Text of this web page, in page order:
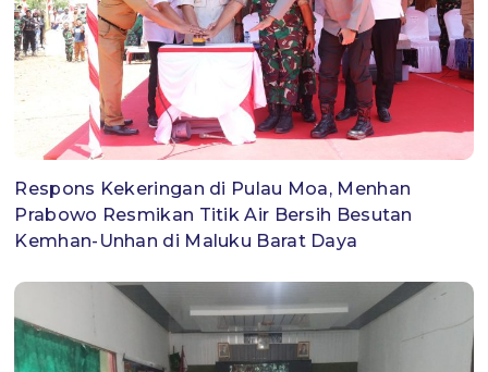
Respons Kekeringan di Pulau Moa, Menhan
Prabowo Resmikan Titik Air Bersih Besutan
Kemhan-Unhan di Maluku Barat Daya